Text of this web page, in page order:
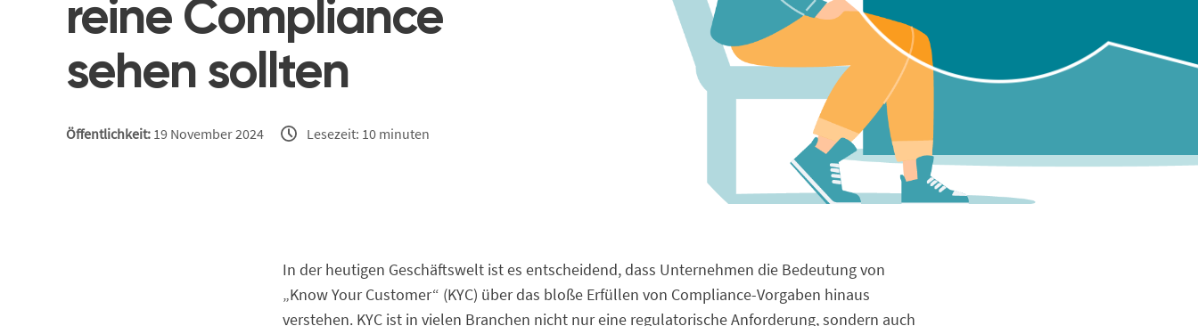
reine Compliance
sehen sollten
Öffentlichkeit: 19 November 2024 Lesezeit: 10 minuten
In der heutigen Geschäftswelt ist es entscheidend, dass Unternehmen die Bedeutung von
„Know Your Customer“ (KYC) über das bloße Erfüllen von Compliance-Vorgaben hinaus
verstehen. KYC ist in vielen Branchen nicht nur eine regulatorische Anforderung, sondern auch